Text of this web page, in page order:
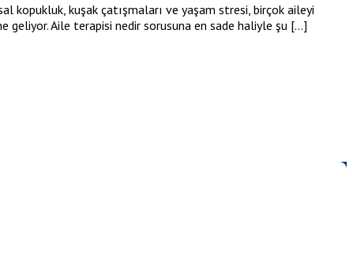
kopukluk, kuşak çatışmaları ve yaşam stresi, birçok aileyi
Aile terapisi nedir sorusuna en sade haliyle şu […]